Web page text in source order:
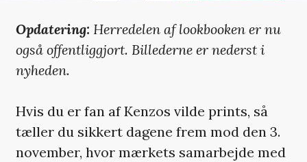
Opdatering: Herredelen af lookbooken er nu
også offentliggjort. Billederne er nederst i
nyheden.
Hvis du er fan af Kenzos vilde prints, så
tæller du sikkert dagene frem mod den 3.
november, hvor mærkets samarbejde med